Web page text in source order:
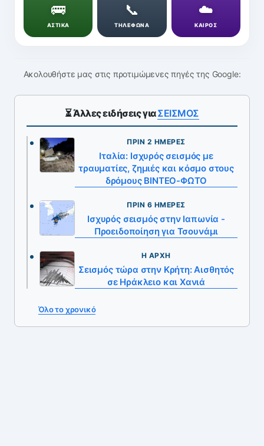
🚌
ΑΣΤΙΚΑ
📞
ΤΗΛΕΦΩΝΑ
☁️
ΚΑΙΡΟΣ
Ακολουθήστε μας στις προτιμώμενες πηγές της Google:
⏳ Άλλες ειδήσεις γιαΣΕΙΣΜΟΣ
ΠΡΙΝ 2 ΗΜΈΡΕΣ
Ιταλία: Ισχυρός σεισμός με
τραυματίες, ζημιές και κόσμο στους
δρόμους ΒΙΝΤΕΟ-ΦΩΤΟ
ΠΡΙΝ 6 ΗΜΈΡΕΣ
Ισχυρός σεισμός στην Ιαπωνία -
Προειδοποίηση για Τσουνάμι
Η ΑΡΧΉ
Σεισμός τώρα στην Κρήτη: Αισθητός
σε Ηράκλειο και Χανιά
Όλο το χρονικό